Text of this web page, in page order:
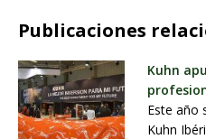
Publicaciones
Kuhn
Este año
Kuhn